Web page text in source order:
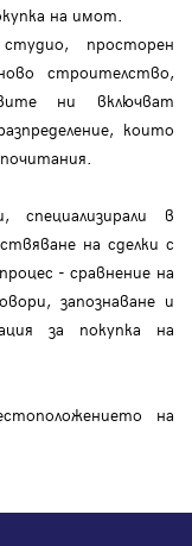
на имот.
просторен
строителство,
ни включват
които
в
на сделки с
- сравнение на
запознаване и
за покупка на
на